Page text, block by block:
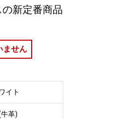
新定番商品
ません
イト
革)